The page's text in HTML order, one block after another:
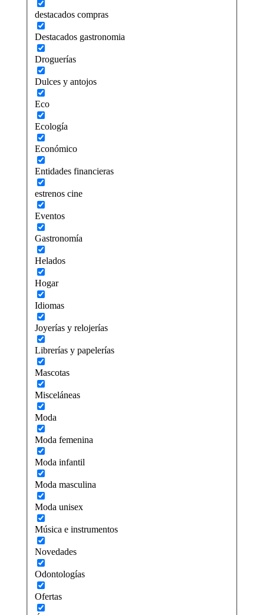
destacados compras
Destacados gastronomia
Droguerías
Dulces y antojos
Eco
Ecología
Económico
Entidades financieras
estrenos cine
Eventos
Gastronomía
Helados
Hogar
Idiomas
Joyerías y relojerías
Librerías y papelerías
Mascotas
Misceláneas
Moda
Moda femenina
Moda infantil
Moda masculina
Moda unisex
Música e instrumentos
Novedades
Odontologías
Ofertas